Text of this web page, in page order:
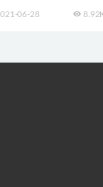
06-28